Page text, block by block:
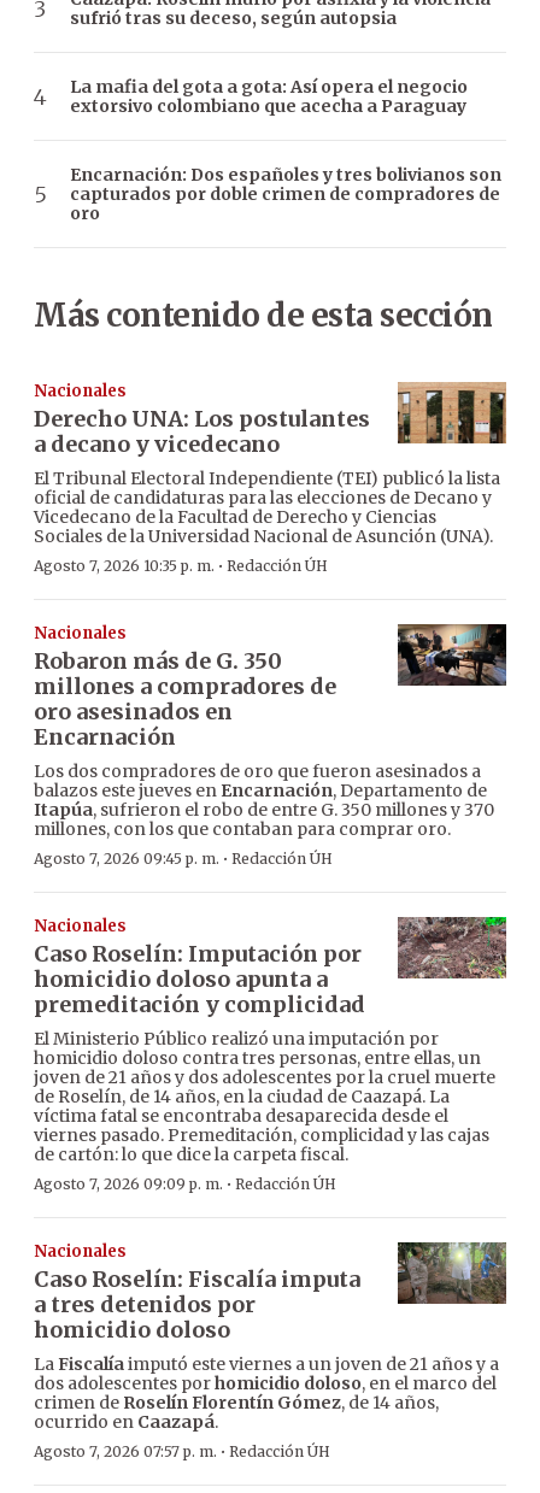
sufrió tras su deceso, según autopsia
La mafia del gota a gota: Así opera el negocio
extorsivo colombiano que acecha a Paraguay
Encarnación: Dos españoles y tres bolivianos son
capturados por doble crimen de compradores de
oro
Más contenido de esta sección
Nacionales
Derecho UNA: Los postulantes
a decano y vicedecano
El Tribunal Electoral Independiente (TEI) publicó la lista
oficial de candidaturas para las elecciones de Decano y
Vicedecano de la Facultad de Derecho y Ciencias
Sociales de la Universidad Nacional de Asunción (UNA).
Agosto 7, 2026 10:35 p. m. · Redacción ÚH
Nacionales
Robaron más de G. 350
millones a compradores de
oro asesinados en
Encarnación
Los dos compradores de oro que fueron asesinados a
balazos este jueves en Encarnación, Departamento de
Itapúa, sufrieron el robo de entre G. 350 millones y 370
millones, con los que contaban para comprar oro.
Agosto 7, 2026 09:45 p. m. · Redacción ÚH
Nacionales
Caso Roselín: Imputación por
homicidio doloso apunta a
premeditación y complicidad
El Ministerio Público realizó una imputación por
homicidio doloso contra tres personas, entre ellas, un
joven de 21 años y dos adolescentes por la cruel muerte
de Roselín, de 14 años, en la ciudad de Caazapá. La
víctima fatal se encontraba desaparecida desde el
viernes pasado. Premeditación, complicidad y las cajas
de cartón: lo que dice la carpeta fiscal.
Agosto 7, 2026 09:09 p. m. · Redacción ÚH
Nacionales
Caso Roselín: Fiscalía imputa
a tres detenidos por
homicidio doloso
LaFiscalíaimputó este viernes a un joven de 21 años y a
dos adolescentes porhomicidio doloso, en el marco del
crimen de Roselín Florentín Gómez, de 14 años,
ocurrido en Caazapá.
Agosto 7, 2026 07:57 p. m. · Redacción ÚH